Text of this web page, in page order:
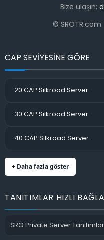
Bize ulaşın:
© SROTR.com
CAP SEVİYESİNE GÖRE
20 CAP Silkroad Server
30 CAP Silkroad Server
40 CAP Silkroad Server
+ Daha fazla göster
TANITIMLAR HIZLI
SRO Private Server